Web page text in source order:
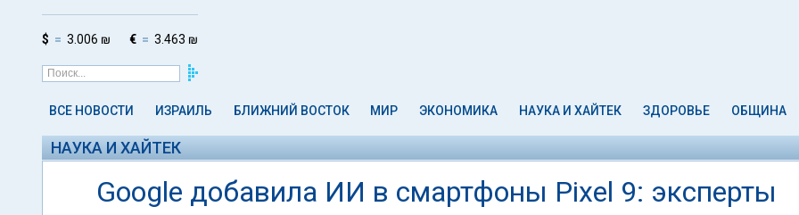
$ 3.006 ₪ € 3.463 ₪
ВСЕ НОВОСТИ ИЗРАИЛЬ БЛИЖНИЙ ВОСТОК МИР ЭКОНОМИКА НАУКА И ХАЙТЕК ЗДОРОВЬЕ ОБЩИНА
НАУКА И ХАЙТЕК
Google добавила ИИ в смартфоны Pixel 9: эксперты